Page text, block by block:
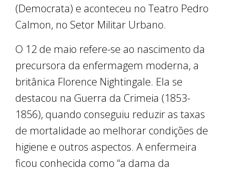
(Democrata) e aconteceu no Teatro Pedro
Calmon, no Setor Militar Urbano.
O 12 de maio refere-se ao nascimento da
precursora da enfermagem moderna, a
britânica Florence Nightingale. Ela se
destacou na Guerra da Crimeia (1853-
1856), quando conseguiu reduzir as taxas
de mortalidade ao melhorar condições de
higiene e outros aspectos. A enfermeira
ficou conhecida como “a dama da